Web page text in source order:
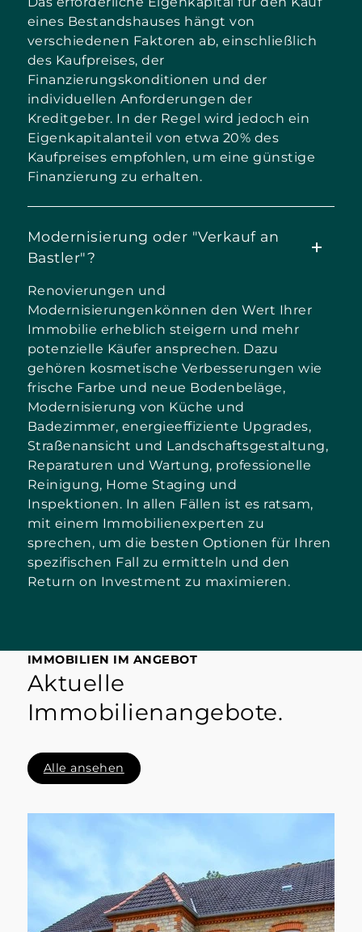
eines Bestandshauses hängt von
verschiedenen Faktoren ab, einschließlich
des Kaufpreises, der
Finanzierungskonditionen und der
individuellen Anforderungen der
Kreditgeber. In der Regel wird jedoch ein
Eigenkapitalanteil von etwa 20% des
Kaufpreises empfohlen, um eine günstige
Finanzierung zu erhalten.
Modernisierung oder "Verkauf an
Bastler"?
Renovierungen und
Modernisierungenkönnen den Wert Ihrer
Immobilie erheblich steigern und mehr
potenzielle Käufer ansprechen. Dazu
gehören kosmetische Verbesserungen wie
frische Farbe und neue Bodenbeläge,
Modernisierung von Küche und
Badezimmer, energieeffiziente Upgrades,
Straßenansicht und Landschaftsgestaltung,
Reparaturen und Wartung, professionelle
Reinigung, Home Staging und
Inspektionen. In allen Fällen ist es ratsam,
mit einem Immobilienexperten zu
sprechen, um die besten Optionen für Ihren
spezifischen Fall zu ermitteln und den
Return on Investment zu maximieren.
IMMOBILIEN IM ANGEBOT
Aktuelle
Immobilienangebote.
Alle ansehen